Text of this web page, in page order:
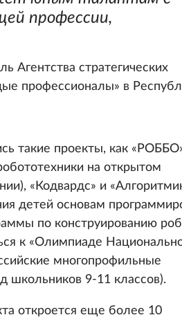
профессии,
Агентства стратегических
профессионалы» в
такие проекты, как
на открытом
«Кодвардс» и
детей основам
по конструированию
к «Олимпиаде
многопрофильные
школьников 9-11 классов).
откроется еще более 10